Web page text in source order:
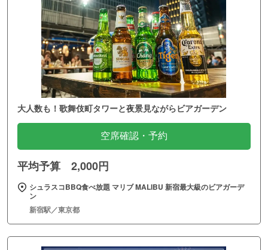
大人数も！歌舞伎町タワーと夜景見ながらビアガーデン
空席確認・予約
平均予算 2,000円
シュラスコBBQ食べ放題 マリブ MALIBU 新宿最大級のビアガーデ
ン
新宿駅／東京都